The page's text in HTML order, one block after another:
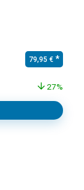
Ursprünglicher
79,95 €
27%